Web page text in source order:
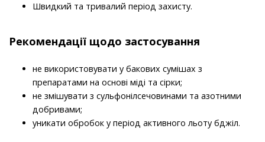
Швидкий та тривалий період захисту.
Рекомендації щодо застосування
не використовувати у бакових сумішах з
препаратами на основі міді та сірки;
не змішувати з сульфонілсечовинами та азотними
добривами;
уникати обробок у період активного льоту бджіл.